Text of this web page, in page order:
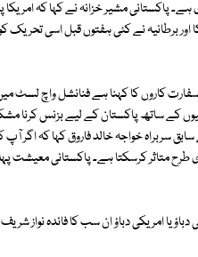
پاکستانی مشیر خزانہ نے کہا کہ
برطانیہ نے کئی ہفتوں قبل اسی
کاروں کا کہنا ہے فنانشل واچ
کے ساتھ پاکستان کے لیے بزنس کرنا
سربراہ خواجہ خالد فاروق کہا کہ اگر
طرح متاثر کرسکتا ہے۔ پاکستانی معیشت
یا امریکی دباؤ ان سب کا فائدہ نواز